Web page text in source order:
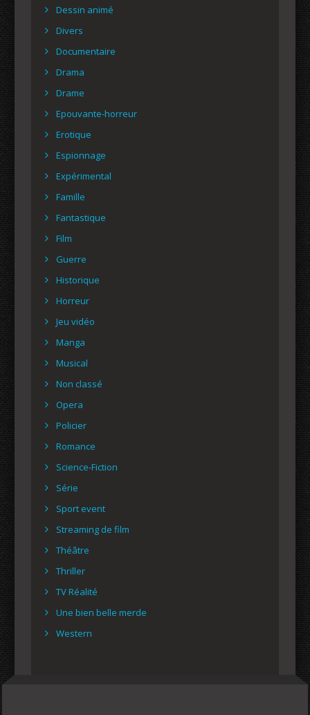
Dessin animé
Divers
Documentaire
Drama
Drame
Epouvante-horreur
Erotique
Espionnage
Expérimental
Famille
Fantastique
Film
Guerre
Historique
Horreur
Jeu vidéo
Manga
Musical
Non classé
Opera
Policier
Romance
Science-Fiction
Série
Sport event
Streaming de film
Théâtre
Thriller
TV Réalité
Une bien belle merde
Western